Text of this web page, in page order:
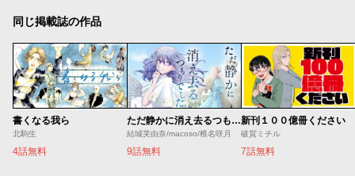
同じ掲載誌の作品
書くなる我ら
北駒生
4話無料
ただ静かに消え去るつもりでした
結城芙由奈/macoso/椎名咲月
9話無料
新刊１００億冊ください
破賀ミチル
7話無料